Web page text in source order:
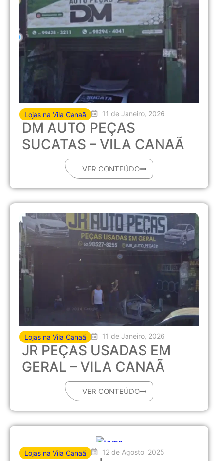
Lojas na Vila Canaã 11 de Janeiro, 2026
DM AUTO PEÇAS
SUCATAS – VILA CANAÃ
VER CONTEÚDO
Lojas na Vila Canaã 11 de Janeiro, 2026
JR PEÇAS USADAS EM
GERAL – VILA CANAÃ
VER CONTEÚDO
Lojas na Vila Canaã 12 de Agosto, 2025